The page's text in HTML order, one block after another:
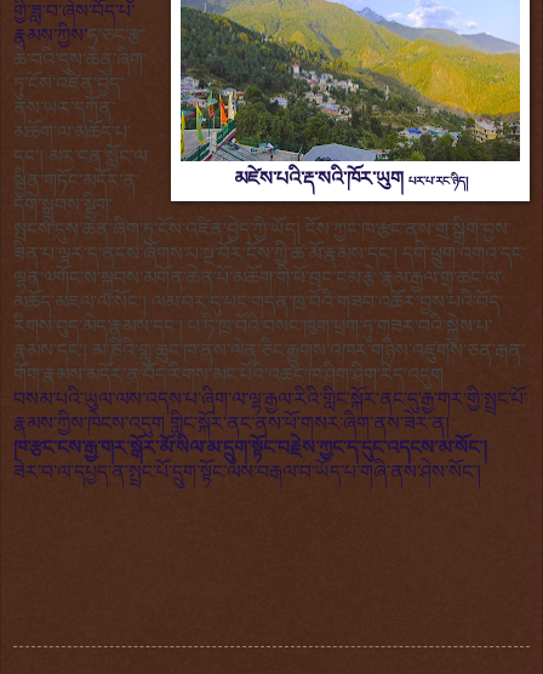
མཛེས་པའི་རྡ་སའི་ཁོར་ཡུག པར་པ་རང་ཉིད།
གྱི་ཟླ་བ་ཞེས་བོད་པ་
རྣམས་ཀྱིས་ཧ་ཅང་རྩ་
ཆེ་བའི་དུས་ཆེན་ཞིག་
ཏུ་ངོས་འཛིན་བྱེད་
ནས་ཡར་དཀོན་
མཆོག་ལ་མཆོད་པ་
དང་། མར་ངན་སློང་ལ་
སྦྱིན་གཏོང་མདོར་ན་
དགེ་སྒྲུབས་སྡིག་
སྤངས་དུས་ཆེན་ཞིག་ཏུ་ངོས་འཛིན་བྱེད་ཀྱི་ཡོད། ངོས་ཀྱང་ཁ་རྩང་ནས་གྲ་སྒྲིག་བྱས་
ཟིན་པ་ལྟར་ད་ནངས་ཞོགས་པ་སྔ་བོར་ངོས་ཀྱི་ཚ་མོ་རྣམས་དང་། དགེ་ཕྲུག་འགའ་དང་
ལྷན་༧གོང་ས་སྐྱབས་མགོན་ཆེན་པོ་མཆོག་གི་ཕོ་བྲང་ངམ་རྩེ་རྣམ་རྒྱལ་གྲྭ་ཚང་ལ་
མཆོད་མཇལ་ལ་སོང་། ལམ་བར་དུ་པང་གདན་ཁྲ་བོའི་གཟབ་འཆོར་བྱས་པའི་བོད་
རིགས་བུད་མེད་རྣམས་དང་། པ་ཏི་ཁྲ་བོའི་བསང་ཁུག་ཕྲག་ཏུ་གཟར་བའི་སྐྱེས་པ་
རྣམས་དང་། མ་ཎིའི་གླུ་ཆུང་ཁ་ནས་ལེན་ཅིང་རྒྱུགས་འཁར་གཉིས་འཛུགས་ཅན་རྒན་
གོག་རྣམས་མདོར་ན་བོད་རིགས་མང་པོའི་འཚང་ཁ་ཤིག་ཤིག་རེད་འདུག
བསམ་པའི་ཡུལ་ལས་འདས་པ་ཞིག་ལ་ལྷ་རྒྱལ་རིའི་གླིང་སྐོར་ནང་དུ་རྒྱ་གར་གྱི་སྤྲང་པོ་
རྣམས་ཀྱིས་ཁེངས་འདུག གླིང་སྐོར་ནང་ནས་ཕོ་གསར་ཞིག་ནས་ཟེར་ན།
ཁ་རྩང་ངས་རྒྱ་གར་སྒོར་མོ་སིལ་མ་དྲུག་སྟོང་བརྗེས་ཀྱང་ད་དུང་འདངས་མ་སོང་།
ཟེར་བ་ལ་དཔྱད་ན་སྤྲང་པོ་དྲུག་སྟོང་ལས་བརྒལ་བ་ཡོད་པ་གཞི་ནས་ཤེས་སོང་།